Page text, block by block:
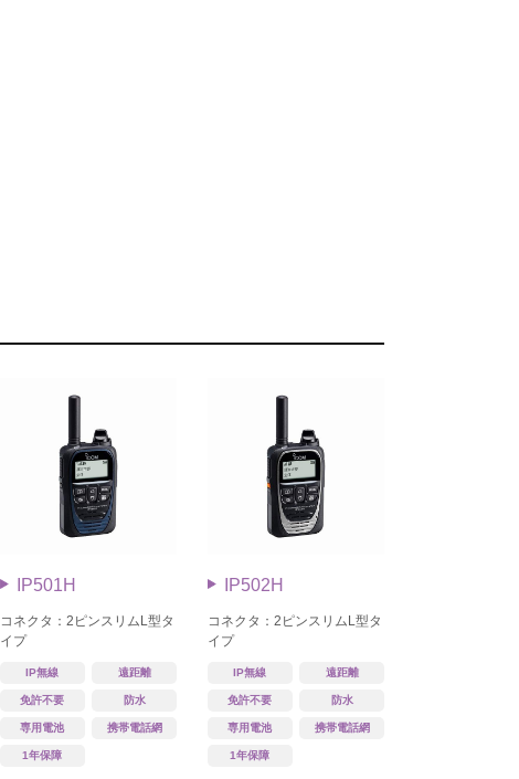
IP501H
コネクタ：2ピンスリムL型タ
イプ
IP無線 遠距離
免許不要 防水
専用電池 携帯電話網
1年保障
IP502H
コネクタ：2ピンスリムL型タ
イプ
IP無線 遠距離
免許不要 防水
専用電池 携帯電話網
1年保障